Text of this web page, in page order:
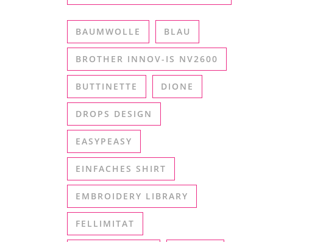
BAUMWOLLE BLAU
BROTHER INNOV-IS NV2600
BUTTINETTE DIONE
DROPS DESIGN
EASYPEASY
EINFACHES SHIRT
EMBROIDERY LIBRARY
FELLIMITAT